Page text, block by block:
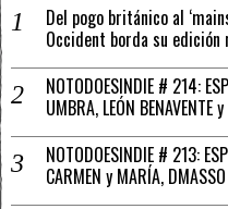
Del pogo británico al
Occident borda su
NOTODOESINDIE # 214:
UMBRA, LEÓN BENAVENTE
NOTODOESINDIE # 213:
CARMEN y MARÍA,